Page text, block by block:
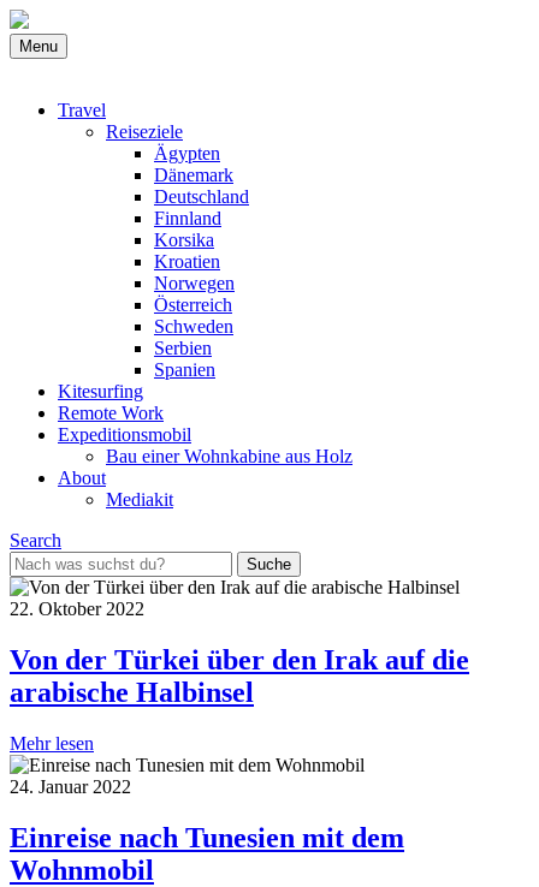
Menu
Travel
Reiseziele
Ägypten
Dänemark
Deutschland
Finnland
Korsika
Kroatien
Norwegen
Österreich
Schweden
Serbien
Spanien
Kitesurfing
Remote Work
Expeditionsmobil
Bau einer Wohnkabine aus Holz
About
Mediakit
Search
Suche
für:
22. Oktober 2022
Von der Türkei über den Irak auf die
arabische Halbinsel
Mehr lesen
24. Januar 2022
Einreise nach Tunesien mit dem
Wohnmobil